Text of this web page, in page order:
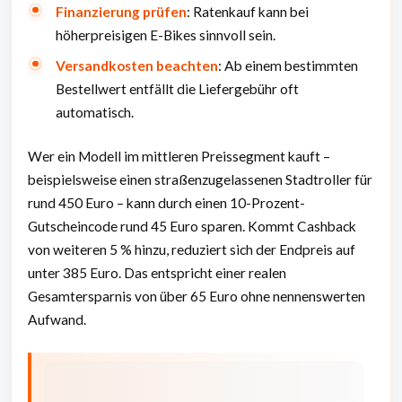
Finanzierung prüfen: Ratenkauf kann bei
höherpreisigen E-Bikes sinnvoll sein.
Versandkosten beachten: Ab einem bestimmten
Bestellwert entfällt die Liefergebühr oft
automatisch.
Wer ein Modell im mittleren Preissegment kauft –
beispielsweise einen straßenzugelassenen Stadtroller für
rund 450 Euro – kann durch einen 10-Prozent-
Gutscheincode rund 45 Euro sparen. Kommt Cashback
von weiteren 5 % hinzu, reduziert sich der Endpreis auf
unter 385 Euro. Das entspricht einer realen
Gesamtersparnis von über 65 Euro ohne nennenswerten
Aufwand.